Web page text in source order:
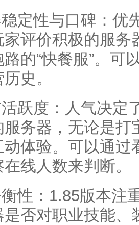
定性与口碑：优
评价积极的服务
的“快餐服”。可
史。
跃度：人气决定
务器，无论是
体验。可以通过
线人数来判断。
性：1.85版本注
是否对职业技能